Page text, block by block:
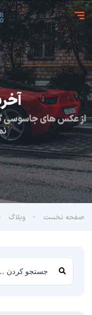
از عکس های جاسوسی
صفحه نخست وبلاگ